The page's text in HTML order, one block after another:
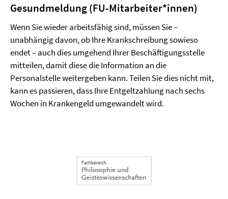
Gesundmeldung (FU-Mitarbeiter*innen)
Wenn Sie wieder arbeitsfähig sind, müssen Sie –
unabhängig davon, ob Ihre Krankschreibung sowieso
endet – auch dies umgehend Ihrer Beschäftigungsstelle
mitteilen, damit diese die Information an die
Personalstelle weitergeben kann. Teilen Sie dies nicht mit,
kann es passieren, dass Ihre Entgeltzahlung nach sechs
Wochen in Krankengeld umgewandelt wird.